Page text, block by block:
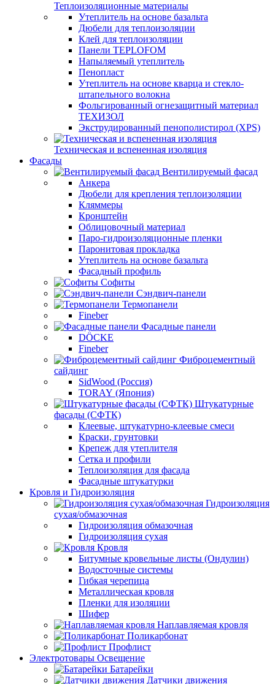
Теплоизоляционные материалы
Утеплитель на основе базальта
Дюбели для теплоизоляции
Клей для теплоизоляции
Панели TEPLOFOM
Напыляемый утеплитель
Пенопласт
Утеплитель на основе кварца и стекло-
штапельного волокна
Фольгированный огнезащитный материал
ТЕХИЗОЛ
Экструдированный пенополистирол (XPS)
Техническая и вспененная изоляция
Фасады
Вентилируемый фасад
Анкера
Дюбели для крепления теплоизоляции
Кляммеры
Кронштейн
Облицовочный материал
Паро-гидроизоляционные пленки
Паронитовая прокладка
Утеплитель на основе базальта
Фасадный профиль
Софиты
Сэндвич-панели
Термопанели
Fineber
Фасадные панели
DÖCKE
Fineber
Фиброцементный
сайдинг
SidWood (Россия)
TORAY (Япония)
Штукатурные
фасады (СФТК)
Клеевые, штукатурно-клеевые смеси
Краски, грунтовки
Крепеж для утеплителя
Сетка и профили
Теплоизоляция для фасада
Фасадные штукатурки
Кровля и Гидроизоляция
Гидроизоляция
сухая/обмазочная
Гидроизоляция обмазочная
Гидроизоляция сухая
Кровля
Битумные кровельные листы (Ондулин)
Водосточные системы
Гибкая черепица
Металлическая кровля
Пленки для изоляции
Шифер
Наплавляемая кровля
Поликарбонат
Профлист
Электротовары Освещение
Батарейки
Датчики движения